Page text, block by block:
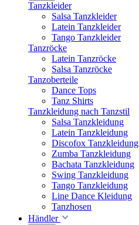
Tanzkleider
Salsa Tanzkleider
Latein Tanzkleider
Tango Tanzkleider
Tanzröcke
Latein Tanzröcke
Salsa Tanzröcke
Tanzoberteile
Dance Tops
Tanz Shirts
Tanzkleidung nach Tanzstil
Salsa Tanzkleidung
Latein Tanzkleidung
Discofox Tanzkleidung
Zumba Tanzkleidung
Bachata Tanzkleidung
Swing Tanzkleidung
Tango Tanzkleidung
Line Dance Kleidung
Tanzhosen
Händler